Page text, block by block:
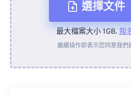
選擇文件
來自裝置
最大檔案大小 1GB.報
繼續操作即表示您同意我們